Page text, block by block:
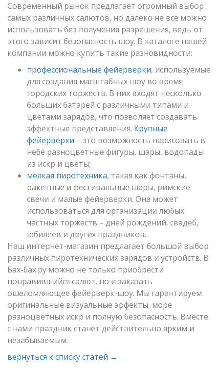
Современный рынок предлагает огромный выбор
самых различных салютов, но далеко не все можно
использовать без получения разрешения, ведь от
этого зависит безопасность шоу. В каталоге нашей
компании можно купить такие разновидности:
профессиональные фейерверки, используемые
для создания масштабных шоу во время
городских торжеств. В них входят несколько
больших батарей с различными типами и
цветами зарядов, что позволяет создавать
эффектные представления. Крупные
фейерверки – это возможность нарисовать в
небе разноцветные фигуры, шары, водопады
из искр и цветы;
мелкая пиротехника, такая как фонтаны,
ракетные и фестивальные шары, римские
свечи и малые фейерверки. Она может
использоваться для организации любых
частных торжеств – дней рождений, свадеб,
юбилеев и других праздников.
Наш интернет-магазин предлагает большой выбор
различных пиротехнических зарядов и устройств. В
Бах-бах.ру можно не только приобрести
понравившийся салют, но и заказать
ошеломляющее фейерверк-шоу. Мы гарантируем
оригинальные визуальные эффекты, море
разноцветных искр и полную безопасность. Вместе
с нами праздник станет действительно ярким и
незабываемым.
вернуться к списку статей →